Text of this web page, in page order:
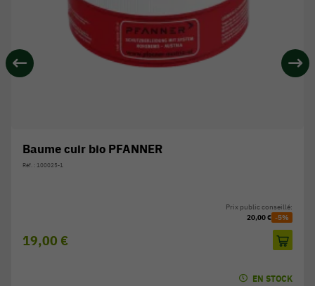
Baume cuir bio PFANNER
Réf. : 100025-1
19,00 €
Prix public conseillé:
20,00 € -5%
EN STOCK